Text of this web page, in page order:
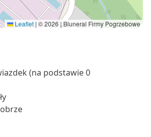
Leaflet | © 2026 | Bluneral Firmy Pogrzebowe
(na podstawie 0